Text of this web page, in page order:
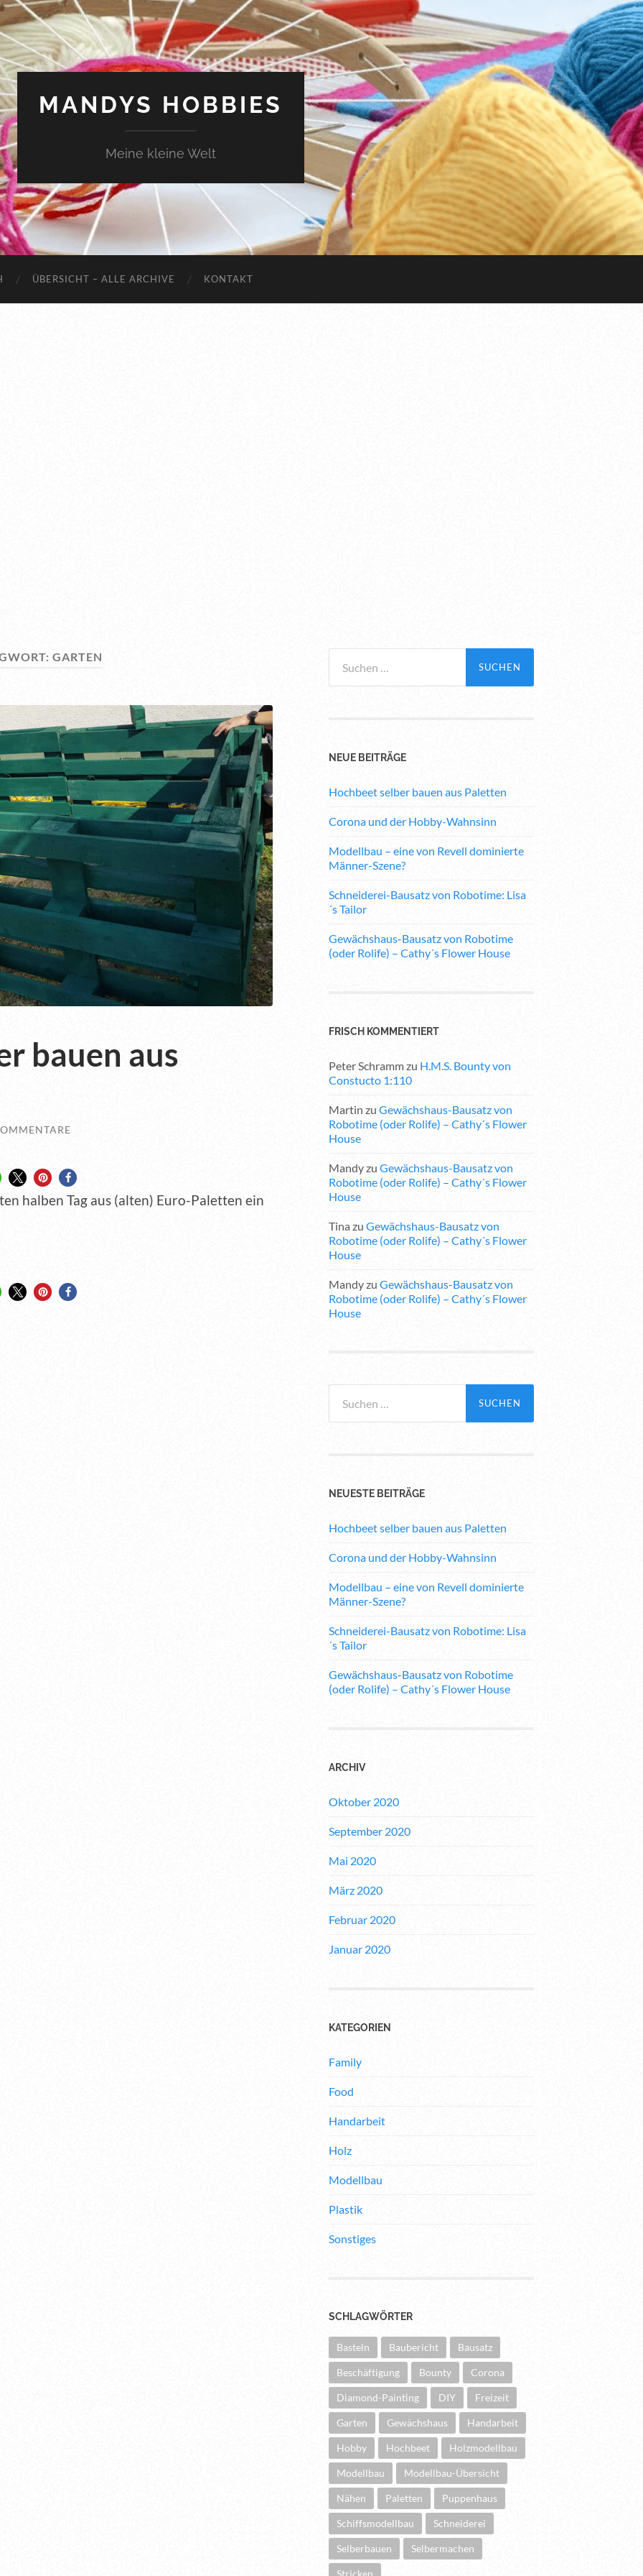
MANDYS HOBBIES
Meine kleine Welt
ÜBERSICHT – ALLE ARCHIVE KONTAKT
GARTEN
bauen aus
halben Tag aus (alten) Euro-Paletten ein
nach:
NEUE BEITRÄGE
Hochbeet selber bauen aus Paletten
Corona und der Hobby-Wahnsinn
Modellbau – eine von Revell dominierte
Männer-Szene?
Schneiderei-Bausatz von Robotime: Lisa
´s Tailor
Gewächshaus-Bausatz von Robotime
(oder Rolife) – Cathy´s Flower House
FRISCH KOMMENTIERT
Peter Schrammzu H.M.S. Bounty von
Constucto 1:110
Martin zu Gewächshaus-Bausatz von
Robotime (oder Rolife) – Cathy´s Flower
House
Mandyzu Gewächshaus-Bausatz von
Robotime (oder Rolife) – Cathy´s Flower
House
Tinazu Gewächshaus-Bausatz von
Robotime (oder Rolife) – Cathy´s Flower
House
Mandyzu Gewächshaus-Bausatz von
Robotime (oder Rolife) – Cathy´s Flower
House
nach:
NEUESTE BEITRÄGE
Hochbeet selber bauen aus Paletten
Corona und der Hobby-Wahnsinn
Modellbau – eine von Revell dominierte
Männer-Szene?
Schneiderei-Bausatz von Robotime: Lisa
´s Tailor
Gewächshaus-Bausatz von Robotime
(oder Rolife) – Cathy´s Flower House
ARCHIV
Oktober 2020
September 2020
Mai 2020
März 2020
Februar 2020
Januar 2020
KATEGORIEN
Family
Food
Handarbeit
Holz
Modellbau
Plastik
Sonstiges
SCHLAGWÖRTER
Basteln Baubericht Bausatz
Beschäftigung Bounty Corona
Diamond-Painting DIY Freizeit
Garten Gewächshaus Handarbeit
Hobby Hochbeet Holzmodellbau
Modellbau Modellbau-Übersicht
Nähen Paletten Puppenhaus
Schiffsmodellbau Schneiderei
Selberbauen Selbermachen